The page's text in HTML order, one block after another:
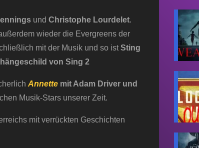
und Christophe Lourdelet.
wieder die Evergreens der
mit der Musik und so ist Sting
von Sing 2
Annette mit Adam Driver und
Musik-Stars unserer Zeit.
mit verrückten Geschichten